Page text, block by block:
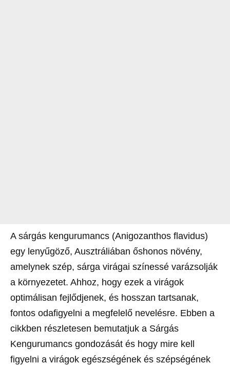
A sárgás kengurumancs (Anigozanthos flavidus)
egy lenyűgöző, Ausztráliában őshonos növény,
amelynek szép, sárga virágai színessé varázsolják
a környezetet. Ahhoz, hogy ezek a virágok
optimálisan fejlődjenek, és hosszan tartsanak,
fontos odafigyelni a megfelelő nevelésre. Ebben a
cikkben részletesen bemutatjuk a Sárgás
Kengurumancs gondozását és hogy mire kell
figyelni a virágok egészségének és szépségének